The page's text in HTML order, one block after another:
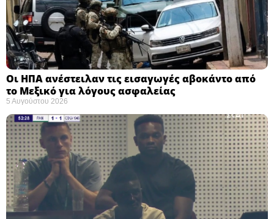
Οι ΗΠΑ ανέστειλαν τις εισαγωγές αβοκάντο από
το Μεξικό για λόγους ασφαλείας
5 Αυγούστου 2026